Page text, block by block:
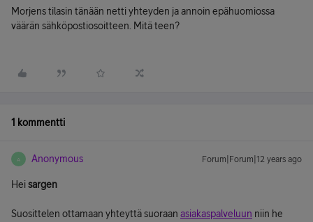
Morjens tilasin tänään netti yhteyden ja annoin epähuomiossa
väärän sähköpostiosoitteen. Mitä teen?
1 kommentti
A Anonymous Forum|Forum|12 years ago
Heisargen
Suosittelen ottamaan yhteyttä suoraan asiakaspalveluun niin he